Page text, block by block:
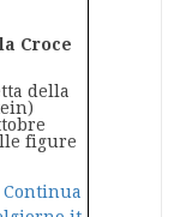
Croce
della
figure
Continua